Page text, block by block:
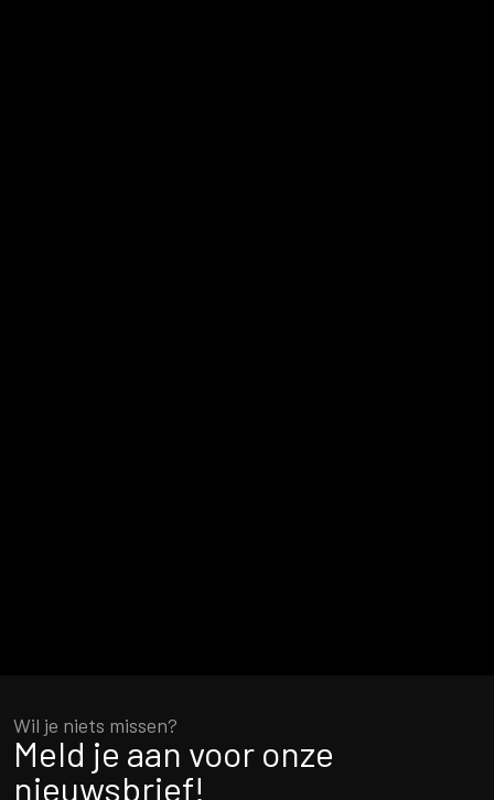
Wil je niets missen?
Meld je aan voor onze
nieuwsbrief!